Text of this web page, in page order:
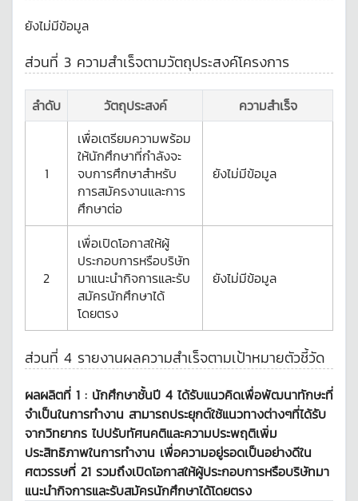
ยังไม่มีข้อมูล
ส่วนที่ 3 ความสำเร็จตามวัตถุประสงค์โครงการ
ลำดับ วัตถุประสงค์ ความสำเร็จ
1
เพื่อเตรียมความพร้อม
ให้นักศึกษาที่กำลังจะ
จบการศึกษาสำหรับ
การสมัครงานและการ
ศึกษาต่อ
ยังไม่มีข้อมูล
2
เพื่อเปิดโอกาสให้ผู้
ประกอบการหรือบริษัท
มาแนะนำกิจการและรับ
สมัครนักศึกษาได้
โดยตรง
ยังไม่มีข้อมูล
ส่วนที่ 4 รายงานผลความสำเร็จตามเป้าหมายตัวชี้วัด
ผลผลิตที่ 1 : นักศึกษาชั้นปี 4 ได้รับแนวคิดเพื่อพัฒนาทักษะที่
จำเป็นในการทำงาน สามารถประยุกต์ใช้แนวทางต่างๆที่ได้รับ
จากวิทยากร ไปปรับทัศนคติและความประพฤติเพิ่ม
ประสิทธิภาพในการทำงาน เพื่อความอยู่รอดเป็นอย่างดีใน
ศตวรรษที่ 21 รวมถึงเปิดโอกาสให้ผู้ประกอบการหรือบริษัทมา
แนะนำกิจการและรับสมัครนักศึกษาได้โดยตรง